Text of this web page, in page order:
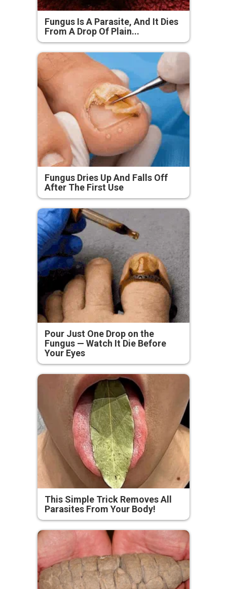
Fungus Is A Parasite, And It Dies
From A Drop Of Plain...
Fungus Dries Up And Falls Off
After The First Use
Pour Just One Drop on the
Fungus — Watch It Die Before
Your Eyes
This Simple Trick Removes All
Parasites From Your Body!